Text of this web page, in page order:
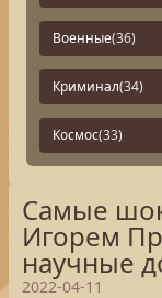
Военные(36)
Криминал(34)
Космос(33)
Самые
Игорем
научные
2022-04-11